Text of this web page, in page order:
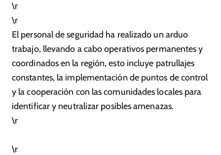
\r
\r
El personal de seguridad ha realizado un arduo
trabajo, llevando a cabo operativos permanentes y
coordinados en la región, esto incluye patrullajes
constantes, la implementación de puntos de control
y la cooperación con las comunidades locales para
identificar y neutralizar posibles amenazas.
\r
\r